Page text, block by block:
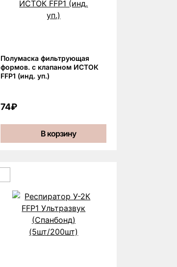
Полумаска фильтрующая
формов. с клапаном ИСТОК
FFP1 (инд. уп.)
74₽
В корзину